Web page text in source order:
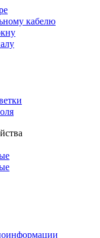
кабелю